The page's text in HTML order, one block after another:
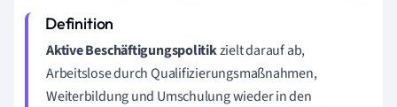
Aktive Beschäftigungspolitikzielt darauf ab,
Arbeitslose durch Qualifizierungsmaßnahmen,
Weiterbildung und Umschulung wieder in den